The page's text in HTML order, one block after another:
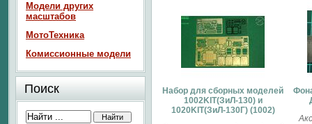
Набор для сборных моделей
1002KIT(ЗиЛ-130) и
1020KIT(ЗиЛ-130Г) (1002)
Модели других
масштабов
МотоТехника
Комиссионные модели
Поиск